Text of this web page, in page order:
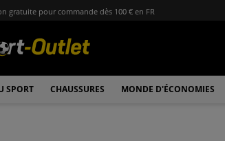
gratuite pour commande dès 100 € en FR
SPORT CHAUSSURES MONDE D'ÉCONOMIES